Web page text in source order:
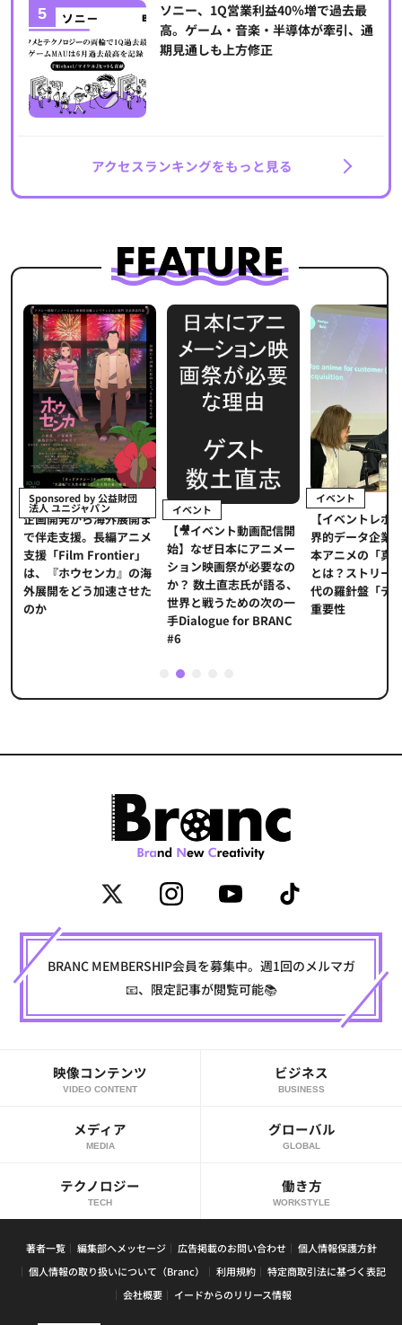
ソニー、1Q営業利益40％増で過去最
高。ゲーム・音楽・半導体が牽引、通
期見通しも上方修正
アクセスランキングをもっと見る
Sponsored by 公益財団
法人 ユニジャパン
企画開発から海外展開ま
で伴走支援。長編アニメ
支援「Film Frontier」
は、『ホウセンカ』の海
外展開をどう加速させた
のか
イベント
【🎥イベント動画配信開
始】なぜ日本にアニメー
ション映画祭が必要なの
か？ 数土直志氏が語る、
世界と戦うための次の一
手Dialogue for BRANC
#6
イベント
【イベントレポ
界的データ企業
本アニメの「真
とは？ストリー
代の羅針盤「デ
重要性
2
BRANC MEMBERSHIP会員を募集中。週1回のメルマガ
📧、限定記事が閲覧可能📚
映像コンテンツ
VIDEO CONTENT
ビジネス
BUSINESS
メディア
MEDIA
グローバル
GLOBAL
テクノロジー
TECH
働き方
WORKSTYLE
著者一覧 編集部へメッセージ 広告掲載のお問い合わせ
個人情報保護方針
個人情報の取り扱いについて（Branc）
利用規約
特定商取引法に基づく表記
会社概要
イードからのリリース情報